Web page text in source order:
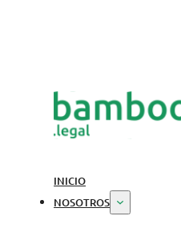
INICIO
NOSOTROS